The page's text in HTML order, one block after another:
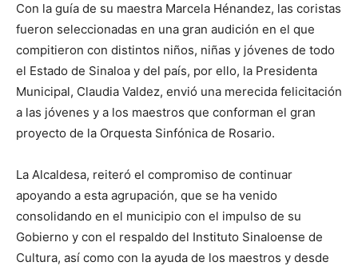
Con la guía de su maestra Marcela Hénandez, las coristas
fueron seleccionadas en una gran audición en el que
compitieron con distintos niños, niñas y jóvenes de todo
el Estado de Sinaloa y del país, por ello, la Presidenta
Municipal, Claudia Valdez, envió una merecida felicitación
a las jóvenes y a los maestros que conforman el gran
proyecto de la Orquesta Sinfónica de Rosario.
La Alcaldesa, reiteró el compromiso de continuar
apoyando a esta agrupación, que se ha venido
consolidando en el municipio con el impulso de su
Gobierno y con el respaldo del Instituto Sinaloense de
Cultura, así como con la ayuda de los maestros y desde